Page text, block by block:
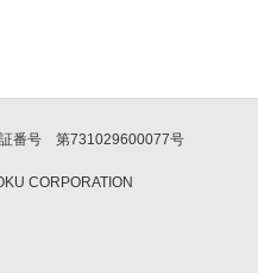
番号 第731029600077号
CORPORATION